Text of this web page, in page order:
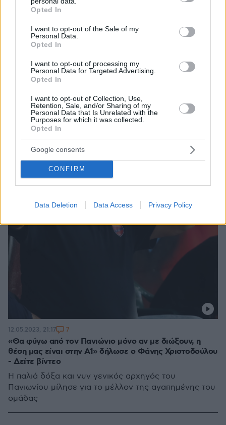
grant or deny consent to Google and its third-party tags to
use your data for below specified purposes in below Google
consent section.
Opted In
I want to opt-out of the Sale of my
Personal Data.
Opted In
I want to opt-out of processing my
Personal Data for Targeted Advertising.
Opted In
I want to opt-out of Collection, Use,
Retention, Sale, and/or Sharing of my
Personal Data that Is Unrelated with the
Purposes for which it was collected.
Opted In
Google consents
CONFIRM
Data Deletion Data Access Privacy Policy
Στον Πανιώνιο κάνουν όνειρα για άνοδο στην Basket
League - Φάνης Χριστοδούλου: «Θα επιστρέψει εκεί
όπου ανήκει» - Βίντεο
Ο Πανιώνιος παρουσίασε την ομάδα που θα
αγωνιστεί στην Elite League - Ξεχωρίζει ο Ίαν
Βουγιούκας στο ρόστερ
15.09.2023, 22:22
«Θα φύγω από τον Πανιώνιο μόνο αν με διώξουν, η
θέση μας είναι στην Α1» δήλωσε ο Φάνης Χριστοδούλου
- Δείτε βίντεο
Η παλιά δόξα και νυν γενικός αρχηγός του
Πανιωνίου μίλησε για το μέλλον της αγαπημένης του
ομάδας
12.05.2023, 21:17 7